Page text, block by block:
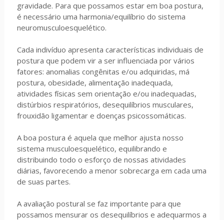
gravidade. Para que possamos estar em boa postura,
é necessário uma harmonia/equilíbrio do sistema
neuromusculoesquelético.
Cada indivíduo apresenta características individuais de
postura que podem vir a ser influenciada por vários
fatores: anomalias congênitas e/ou adquiridas, má
postura, obesidade, alimentação inadequada,
atividades físicas sem orientação e/ou inadequadas,
distúrbios respiratórios, desequilíbrios musculares,
frouxidão ligamentar e doenças psicossomáticas.
A boa postura é aquela que melhor ajusta nosso
sistema musculoesquelético, equilibrando e
distribuindo todo o esforço de nossas atividades
diárias, favorecendo a menor sobrecarga em cada uma
de suas partes.
A avaliação postural se faz importante para que
possamos mensurar os desequilíbrios e adequarmos a